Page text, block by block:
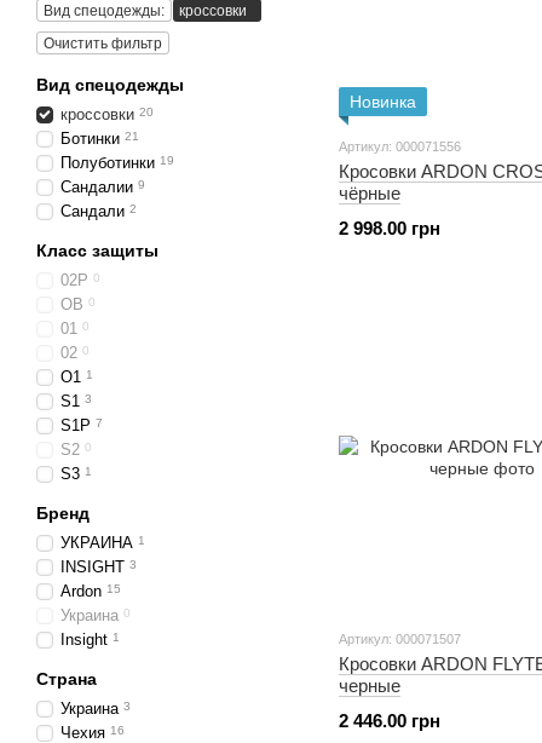
Новинка
Артикул: 000071556
Кросовки ARDON
чёрные
2 998.00 грн
Артикул: 000071507
Кросовки ARDON
черные
2 446.00 грн
Вид спецодежды:
кроссовки
Очистить фильтр
Вид спецодежды
кроссовки 20
Ботинки 21
Полуботинки 19
Сандалии 9
Сандали 2
Класс защиты
02P 0
OB 0
01 0
02 0
O1 1
S1 3
S1P 7
S2 0
S3 1
Бренд
УКРАИНА 1
INSIGHT 3
Ardon 15
Украина 0
Insight 1
Страна
Украина 3
Чехия 16